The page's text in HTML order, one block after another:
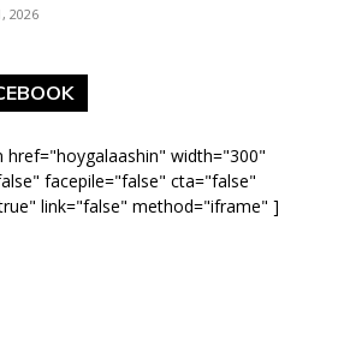
2026
href="hoygalaashin" width="300"
facepile="false" cta="false"
link="false" method="iframe" ]